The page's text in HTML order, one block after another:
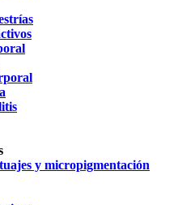
y micropigmentación